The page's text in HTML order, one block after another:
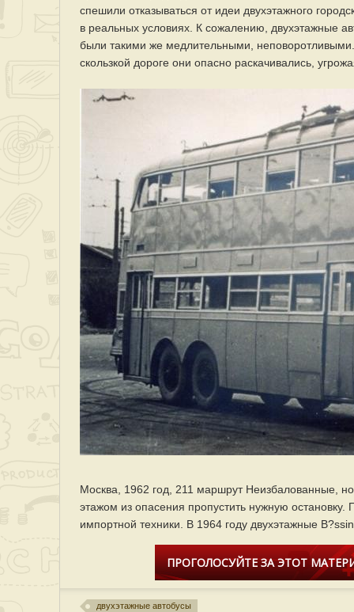
спешили отказываться от идеи двухэтажного
в реальных условиях. К сожалению, двухэтажные
были такими же медлительными,
скользкой дороге они опасно раскачивались,
Москва, 1962 год, 211 маршрут Неизбалованные,
этажом из опасения пропустить нужную
импортной техники. В 1964 году двухэтажные
ПРОГОЛОСУЙТЕ ЗА ЭТОТ
двухэтажные автобусы